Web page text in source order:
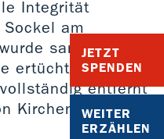
JETZT
SPENDEN
WEITER
ERZÄHLEN
Integrität
am
saniert und
ertüchtigt. Am
entfernt
Kirchenschiff und